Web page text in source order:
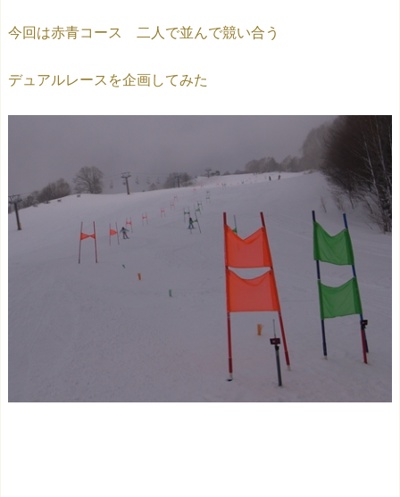
今回は赤青コース 二人で並んで競い合う
デュアルレースを企画してみた